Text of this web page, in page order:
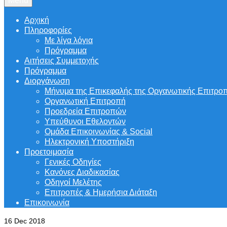
Αρχική
Πληροφορίες
Με λίγα λόγια
Πρόγραμμα
Αιτήσεις Συμμετοχής
Πρόγραμμα
Διοργάνωση
Μήνυμα της Επικεφαλής της Οργανωτικής
Οργανωτική Επιτροπή
Προεδρεία Επιτροπών
Υπεύθυνοι Εθελοντών
Ομάδα Επικοινωνίας & Social
Ηλεκτρονική Υποστήριξη
Προετοιμασία
Γενικές Οδηγίες
Κανόνες Διαδικασίας
Οδηγοί Μελέτης
Επιτροπές & Ημερήσια Διάταξη
Επικοινωνία
16 Dec 2018